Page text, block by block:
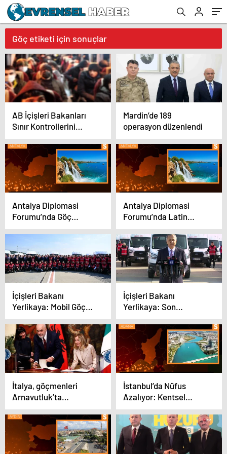
Göç etiketi için sonuçlar
AB İçişleri Bakanları
Sınır Kontrollerini
Güçlendirmek İçin İş
Birliği Yapacak
Mardin’de 189
operasyon düzenlendi
Antalya Diplomasi
Forumu’nda Göç
Sınamalarına Karşı
Politikalar Paneli
Düzenlendi
Antalya Diplomasi
Forumu’nda Latin
Amerika ve Karayipler
paneli düzenlendi
İçişleri Bakanı
Yerlikaya: Mobil Göç
Noktası araçlarında
286 bin yabancı kontrol
edildi
İçişleri Bakanı
Yerlikaya: Son
operasyonlarda 192 bin
934 yabancının
kontrolleri yapıldı
İtalya, göçmenleri
Arnavutluk’ta
kurulacak merkezlere
yollama planını kabul
İstanbul’da Nüfus
Azalıyor: Kentsel
Dinamikler ve Göç